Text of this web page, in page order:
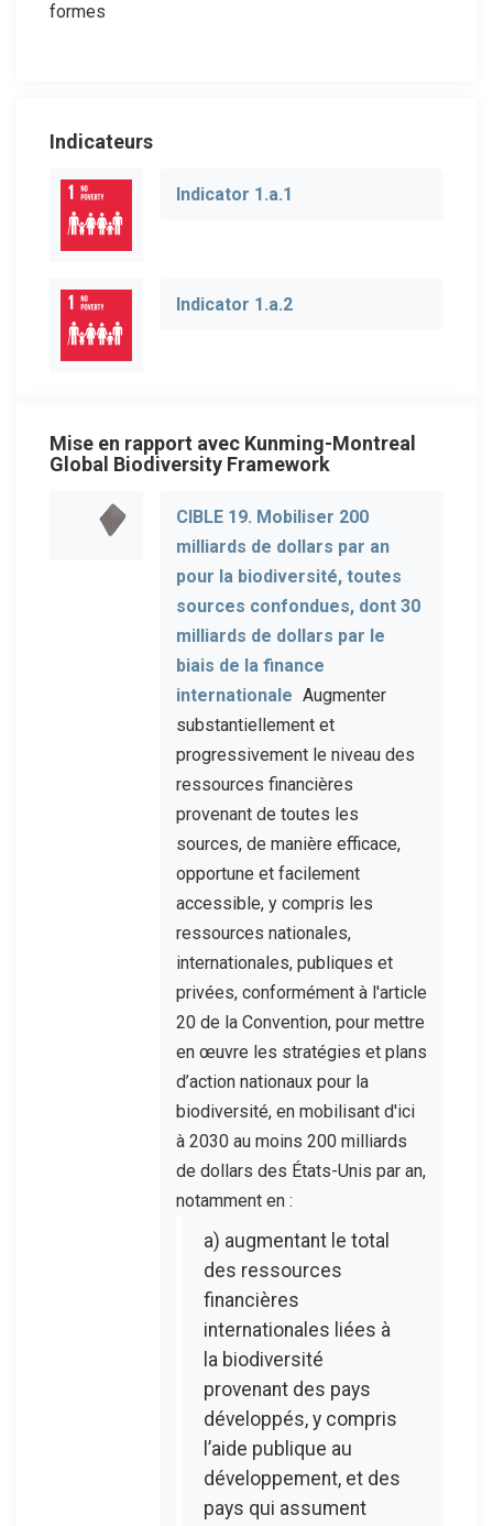
formes
Indicateurs
Indicator 1.a.1
Indicator 1.a.2
Mise en rapport avec Kunming-Montreal
Global Biodiversity Framework
CIBLE 19. Mobiliser 200
milliards de dollars par an
pour la biodiversité, toutes
sources confondues, dont 30
milliards de dollars par le
biais de la finance
internationale Augmenter
substantiellement et
progressivement le niveau des
ressources financières
provenant de toutes les
sources, de manière efficace,
opportune et facilement
accessible, y compris les
ressources nationales,
internationales, publiques et
privées, conformément à l'article
20 de la Convention, pour mettre
en œuvre les stratégies et plans
d’action nationaux pour la
biodiversité, en mobilisant d'ici
à 2030 au moins 200 milliards
de dollars des États-Unis par an,
notamment en :
a) augmentant le total
des ressources
financières
internationales liées à
la biodiversité
provenant des pays
développés, y compris
l’aide publique au
développement, et des
pays qui assument